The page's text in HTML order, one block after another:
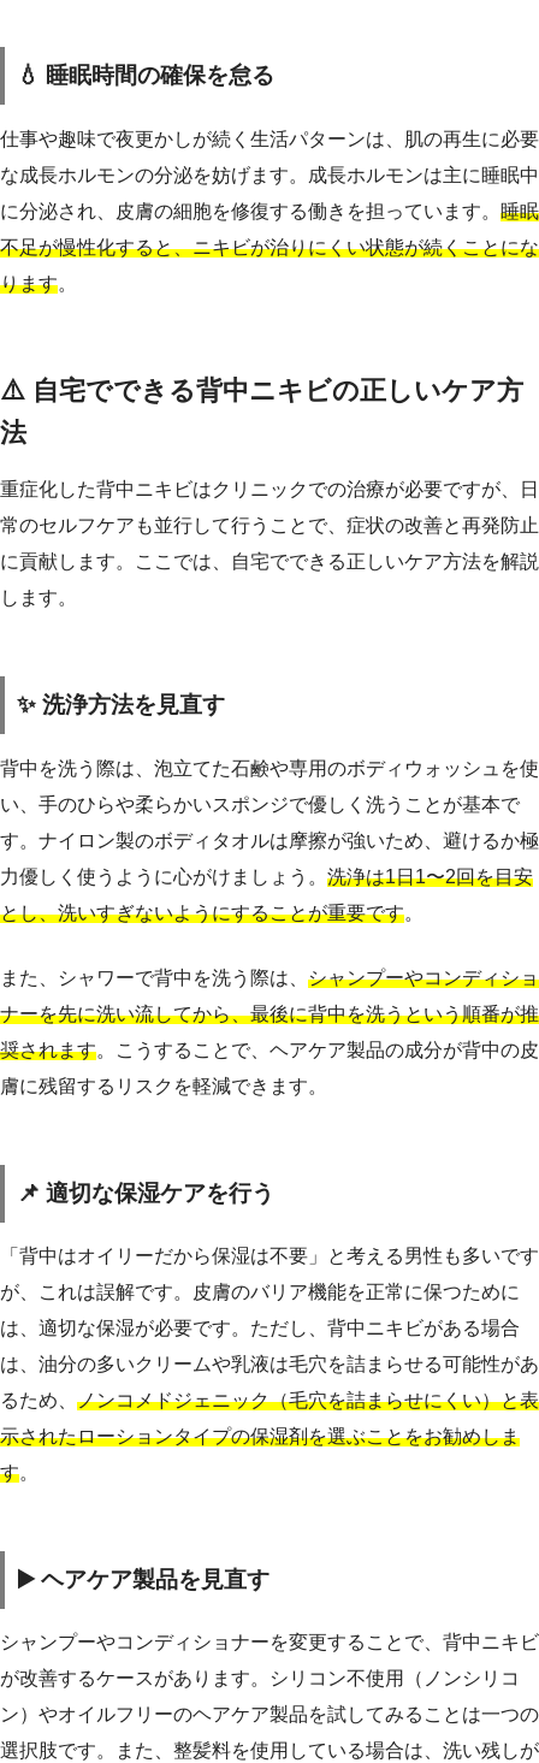
💧 睡眠時間の確保を怠る
仕事や趣味で夜更かしが続く生活パターンは、肌の再生に必要
な成長ホルモンの分泌を妨げます。成長ホルモンは主に睡眠中
に分泌され、皮膚の細胞を修復する働きを担っています。 睡眠
不足が慢性化すると、ニキビが治りにくい状態が続くことにな
ります。
⚠️ 自宅でできる背中ニキビの正しいケア方
法
重症化した背中ニキビはクリニックでの治療が必要ですが、日
常のセルフケアも並行して行うことで、症状の改善と再発防止
に貢献します。ここでは、自宅でできる正しいケア方法を解説
します。
✨ 洗浄方法を見直す
背中を洗う際は、泡立てた石鹸や専用のボディウォッシュを使
い、手のひらや柔らかいスポンジで優しく洗うことが基本で
す。ナイロン製のボディタオルは摩擦が強いため、避けるか極
力優しく使うように心がけましょう。 洗浄は1日1〜2回を目安
とし、洗いすぎないようにすることが重要です。
また、シャワーで背中を洗う際は、 シャンプーやコンディショ
ナーを先に洗い流してから、最後に背中を洗うという順番が推
奨されます。こうすることで、ヘアケア製品の成分が背中の皮
膚に残留するリスクを軽減できます。
📌 適切な保湿ケアを行う
「背中はオイリーだから保湿は不要」と考える男性も多いです
が、これは誤解です。皮膚のバリア機能を正常に保つために
は、適切な保湿が必要です。ただし、背中ニキビがある場合
は、油分の多いクリームや乳液は毛穴を詰まらせる可能性があ
るため、 ノンコメドジェニック（毛穴を詰まらせにくい）と表
示されたローションタイプの保湿剤を選ぶことをお勧めしま
す。
▶️ ヘアケア製品を見直す
シャンプーやコンディショナーを変更することで、背中ニキビ
が改善するケースがあります。シリコン不使用（ノンシリコ
ン）やオイルフリーのヘアケア製品を試してみることは一つの
選択肢です。また、整髪料を使用している場合は、洗い残しが